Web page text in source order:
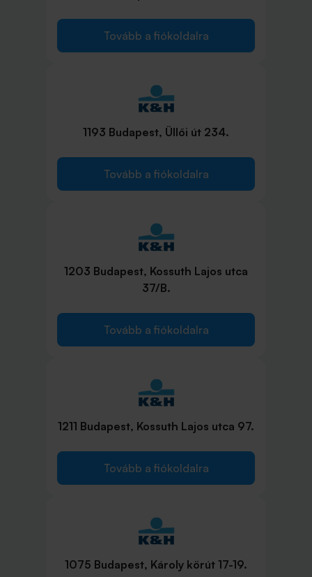
Tovább a fiókoldalra
1193 Budapest, Üllői út 234.
Tovább a fiókoldalra
1203 Budapest, Kossuth Lajos utca
37/B.
Tovább a fiókoldalra
1211 Budapest, Kossuth Lajos utca 97.
Tovább a fiókoldalra
1075 Budapest, Károly körút 17-19.